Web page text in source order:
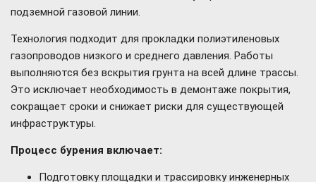
подземной газовой линии.
Технология подходит для прокладки полиэтиленовых
газопроводов низкого и среднего давления. Работы
выполняются без вскрытия грунта на всей длине трассы.
Это исключает необходимость в демонтаже покрытия,
сокращает сроки и снижает риски для существующей
инфраструктуры.
Процесс бурения включает:
Подготовку площадки и трассировку инженерных